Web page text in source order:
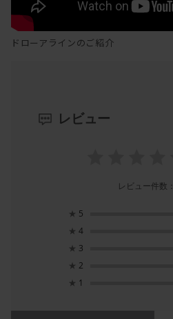
ドローアラインのご紹介
レビュー
レビュー件数：
★ 5
★ 4
★ 3
★ 2
★ 1